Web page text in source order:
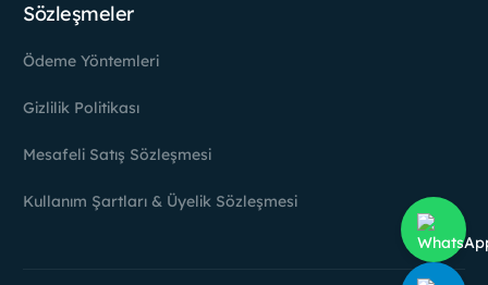
Sözleşmeler
Ödeme Yöntemleri
Gizlilik Politikası
Mesafeli Satış Sözleşmesi
Kullanım Şartları & Üyelik Sözleşmesi